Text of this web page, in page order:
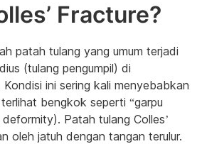
Fracture?
patah tulang yang umum terjadi
(tulang pengumpil) di
ini sering kali menyebabkan
bengkok seperti “garpu
Patah tulang Colles’
oleh jatuh dengan tangan terulur.